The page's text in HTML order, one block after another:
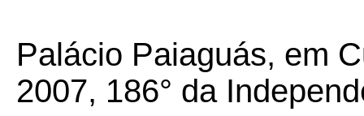
Palácio Paiaguás, em
2007, 186° da